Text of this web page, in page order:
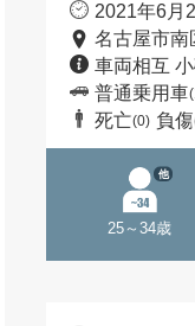
2021年6月
名古屋市南
車両相互
普通乗用車
死亡(0) 負傷
25～34歳
他